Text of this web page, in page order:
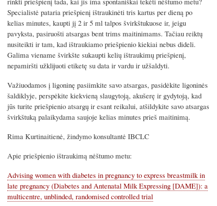
Specialistė pataria priešpienį ištraukinėti tris kartus per dieną po
kelias minutes, kaupti jį 2 ir 5 ml talpos švirkštukuose ir, jeigu
pavyksta, pasiruošti atsargas bent trims maitinimams. Tačiau reiktų
nusiteikti ir tam, kad ištraukiamo priešpienio kiekiai nebus dideli.
Galima viename švirkšte sukaupti kelių ištraukimų priešpienį,
nepamiršti užklijuoti etiketę su data ir vardu ir užšaldyti.
Važiuodamos į ligoninę pasiimkite savo atsargas, pasidėkite ligoninės
šaldiklyje, perspėkite kiekvieną slaugytoją, akušerę ir gydytoją, kad
jūs turite priešpienio atsargų ir esant reikalui, atšildykite savo atsargas
švirkštuką palaikydama saujoje kelias minutes prieš maitinimą.
Rima Kurtinaitienė, žindymo konsultantė IBCLC
Apie priešpienio ištraukimą nėštumo metu:
Advising women with diabetes in pregnancy to express breastmilk in
late pregnancy (Diabetes and Antenatal Milk Expressing [DAME]): a
multicentre, unblinded, randomised controlled trial